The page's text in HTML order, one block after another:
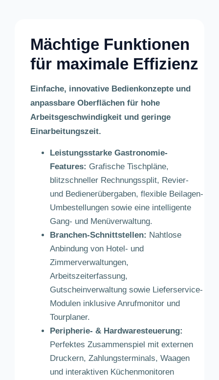
Mächtige Funktionen
für maximale Effizienz
Einfache, innovative Bedienkonzepte und
anpassbare Oberflächen für hohe
Arbeitsgeschwindigkeit und geringe
Einarbeitungszeit.
Leistungsstarke Gastronomie-
Features: Grafische Tischpläne,
blitzschneller Rechnungssplit, Revier-
und Bedienerübergaben, flexible Beilagen-
Umbestellungen sowie eine intelligente
Gang- und Menüverwaltung.
Branchen-Schnittstellen: Nahtlose
Anbindung von Hotel- und
Zimmerverwaltungen,
Arbeitszeiterfassung,
Gutscheinverwaltung sowie Lieferservice-
Modulen inklusive Anrufmonitor und
Tourplaner.
Peripherie- & Hardwaresteuerung:
Perfektes Zusammenspiel mit externen
Druckern, Zahlungsterminals, Waagen
und interaktiven Küchenmonitoren